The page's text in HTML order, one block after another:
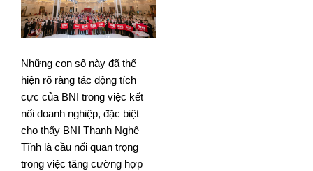
Những con số này đã thể
hiện rõ ràng tác động tích
cực của BNI trong việc kết
nối doanh nghiệp, đặc biệt
cho thấy BNI Thanh Nghệ
Tĩnh là cầu nối quan trọng
trong việc tăng cường hợp